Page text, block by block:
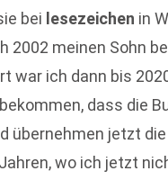
bei lesezeichen in
2002 meinen Sohn
war ich dann bis
dass die
übernehmen jetzt die
wo ich jetzt